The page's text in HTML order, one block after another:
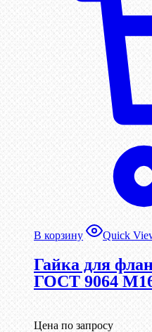
В корзину Quick
Гайка для
ГОСТ 9064
Цена по запросу